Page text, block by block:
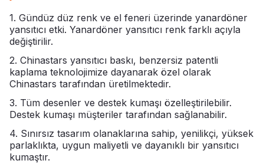
1. Gündüz düz renk ve el feneri üzerinde yanardöner
yansıtıcı etki. Yanardöner yansıtıcı renk farklı açıyla
değiştirilir.
2. Chinastars yansıtıcı baskı, benzersiz patentli
kaplama teknolojimize dayanarak özel olarak
Chinastars tarafından üretilmektedir.
3. Tüm desenler ve destek kumaşı özelleştirilebilir.
Destek kumaşı müşteriler tarafından sağlanabilir.
4. Sınırsız tasarım olanaklarına sahip, yenilikçi, yüksek
parlaklıkta, uygun maliyetli ve dayanıklı bir yansıtıcı
kumaştır.